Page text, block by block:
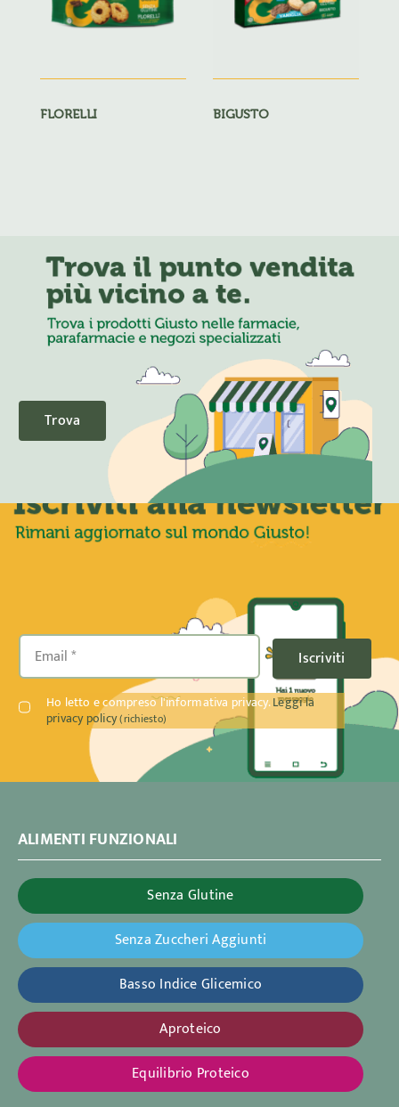
FLORELLI BIGUSTO
Trova
Iscriviti
Ho letto e compreso l'informativa privacy.Leggi la
privacy policy(richiesto)
ALIMENTI FUNZIONALI
Senza Glutine
Senza Zuccheri Aggiunti
Basso Indice Glicemico
Aproteico
Equilibrio Proteico